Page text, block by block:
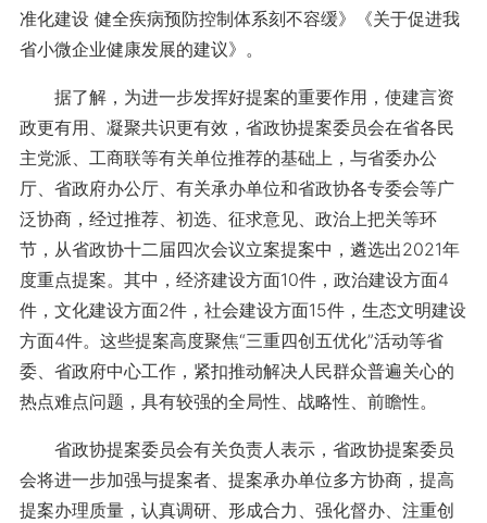
准化建设 健全疾病预防控制体系刻不容缓》《关于促进我
省小微企业健康发展的建议》。
据了解，为进一步发挥好提案的重要作用，使建言资
政更有用、凝聚共识更有效，省政协提案委员会在省各民
主党派、工商联等有关单位推荐的基础上，与省委办公
厅、省政府办公厅、有关承办单位和省政协各专委会等广
泛协商，经过推荐、初选、征求意见、政治上把关等环
节，从省政协十二届四次会议立案提案中，遴选出2021年
度重点提案。其中，经济建设方面10件，政治建设方面4
件，文化建设方面2件，社会建设方面15件，生态文明建设
方面4件。这些提案高度聚焦“三重四创五优化”活动等省
委、省政府中心工作，紧扣推动解决人民群众普遍关心的
热点难点问题，具有较强的全局性、战略性、前瞻性。
省政协提案委员会有关负责人表示，省政协提案委员
会将进一步加强与提案者、提案承办单位多方协商，提高
提案办理质量，认真调研、形成合力、强化督办、注重创